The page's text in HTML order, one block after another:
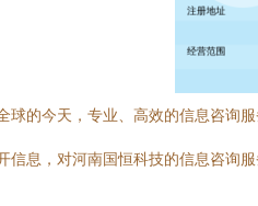
球的今天，专业、高效的信息咨询
信息，对河南国恒科技的信息咨询服